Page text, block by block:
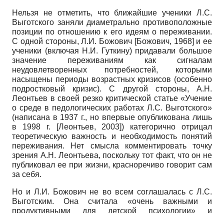
Нельзя не отметить, что ближайшие ученики Л.С.
Выготского заняли диаметрально противоположные
позиции по отношению к его идеям о переживании.
С одной стороны, Л.И. Божович [Божович, 1968] и ее
ученики (включая Н.И. Гуткину) придавали большое
значение переживаниям как сигналам
неудовлетворенных потребностей, которыми
насыщены периоды возрастных кризисов (особенно
подростковый кризис). С другой стороны, А.Н.
Леонтьев в своей резко критической статье «Учение
о среде в педологических работах Л.С. Выготского»
(написана в 1937 г., но впервые опубликована лишь
в 1998 г.
[Леонтьев, 2003]) категорично отрицал
теоретическую важность и необходимость понятий
переживания. Нет смысла комментировать точку
зрения А.Н. Леонтьева, поскольку тот факт, что он не
публиковал ее при жизни, красноречиво говорит сам
за себя.
Но и Л.И. Божович не во всем соглашалась с Л.С.
Выготским. Она считала «очень важными и
продуктивными для детской психологии» и